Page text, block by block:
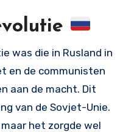
was die in Rusland in
en de communisten
aan de macht. Dit
van de Sovjet-Unie.
het zorgde wel